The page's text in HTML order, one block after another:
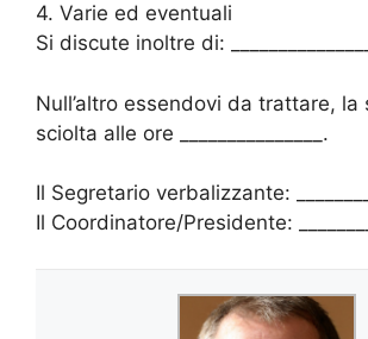
4. Varie ed eventuali
Si discute inoltre di: _______________
Null’altro essendovi da trattare, la
sciolta alle ore _______________.
Il Segretario verbalizzante:
Il Coordinatore/Presidente: